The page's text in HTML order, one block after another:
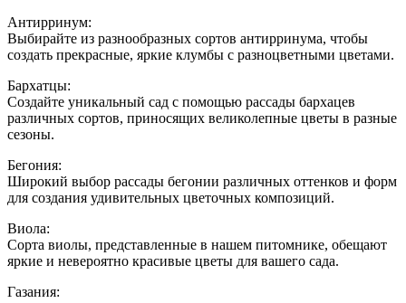
Антирринум:
Выбирайте из разнообразных сортов антирринума, чтобы
создать прекрасные, яркие клумбы с разноцветными цветами.
Бархатцы:
Создайте уникальный сад с помощью рассады бархацев
различных сортов, приносящих великолепные цветы в разные
сезоны.
Бегония:
Широкий выбор рассады бегонии различных оттенков и форм
для создания удивительных цветочных композиций.
Виола:
Сорта виолы, представленные в нашем питомнике, обещают
яркие и невероятно красивые цветы для вашего сада.
Газания: